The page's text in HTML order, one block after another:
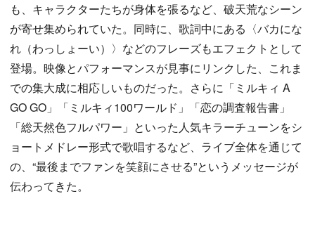
も、キャラクターたちが身体を張るなど、破天荒なシーン
が寄せ集められていた。同時に、歌詞中にある〈バカにな
れ（わっしょーい）〉などのフレーズもエフェクトとして
登場。映像とパフォーマンスが見事にリンクした、これま
での集大成に相応しいものだった。さらに「ミルキィ A
GO GO」「ミルキィ100ワールド」「恋の調査報告書」
「総天然色フルパワー」といった人気キラーチューンをシ
ョートメドレー形式で歌唱するなど、ライブ全体を通じて
の、“最後までファンを笑顔にさせる”というメッセージが
伝わってきた。